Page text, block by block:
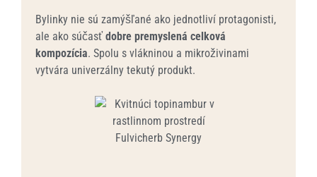
Bylinky nie sú zamýšľané ako jednotliví protagonisti,
ale ako súčasť dobre premyslená celková
kompozícia. Spolu s vlákninou a mikroživinami
vytvára univerzálny tekutý produkt.